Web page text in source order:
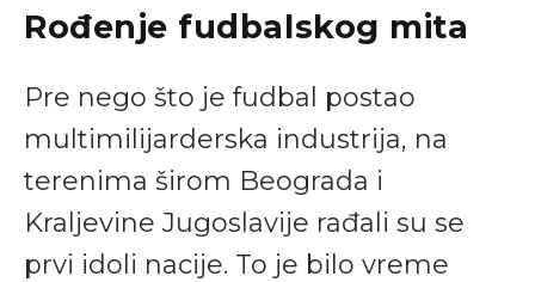
Rođenje fudbalskog mita
Pre nego što je fudbal postao
multimilijarderska industrija, na
terenima širom Beograda i
Kraljevine Jugoslavije rađali su se
prvi idoli nacije. To je bilo vreme